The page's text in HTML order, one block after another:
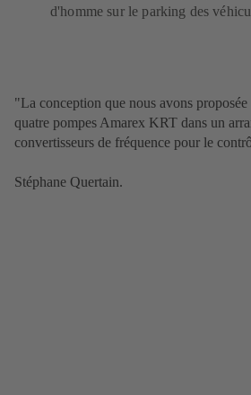
d'homme sur le parking des
"La conception que nous avons
quatre pompes Amarex KRT dans un
convertisseurs de fréquence pour le
Stéphane Quertain.